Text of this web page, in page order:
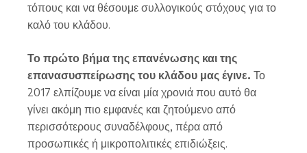
τόπους και να θέσουμε συλλογικούς στόχους για το
καλό του κλάδου.
Το πρώτο βήμα της επανένωσης και της
επανασυσπείρωσης του κλάδου μας έγινε. Το
2017 ελπίζουμε να είναι μία χρονιά που αυτό θα
γίνει ακόμη πιο εμφανές και ζητούμενο από
περισσότερους συναδέλφους, πέρα από
προσωπικές ή μικροπολιτικές επιδιώξεις.